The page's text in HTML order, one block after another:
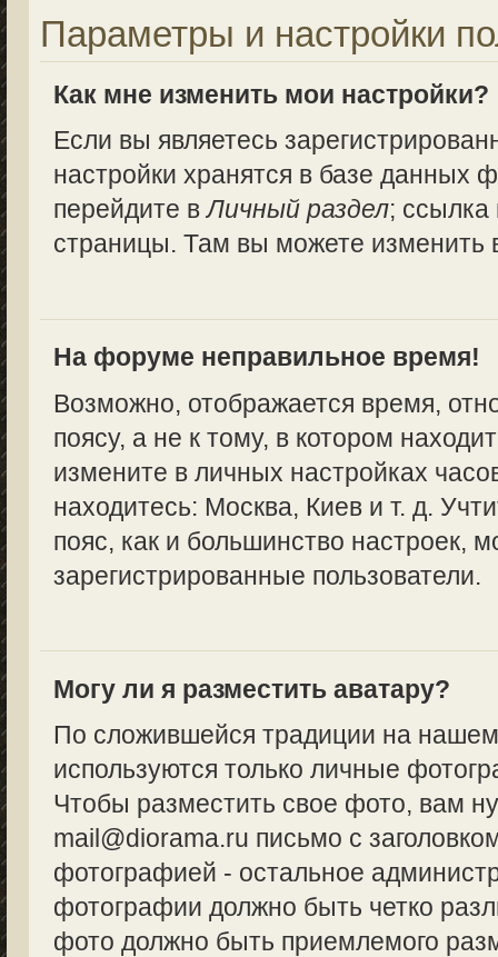
Параметры и настройки
Как мне изменить мои настройки?
Если вы являетесь
настройки хранятся в базе данных
перейдите вЛичный раздел; ссылка
страницы. Там вы можете изменить
На форуме неправильное время!
Возможно, отображается время,
поясу, а не к тому, в котором
измените в личных настройках
находитесь: Москва, Киев и т. д.
пояс, как и большинство настроек,
зарегистрированные пользователи.
Могу ли я разместить аватару?
По сложившейся традиции на
используются только личные
Чтобы разместить свое фото, вам
mail@diorama.ru письмо с
фотографией - остальное
фотографии должно быть четко
фото должно быть приемлемого